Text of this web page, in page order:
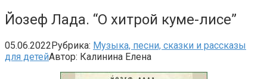
Йозеф Лада. “О хитрой куме-лисе”
05.06.2022Рубрика: Музыка, песни, сказки и рассказы
для детейАвтор: Калинина Елена